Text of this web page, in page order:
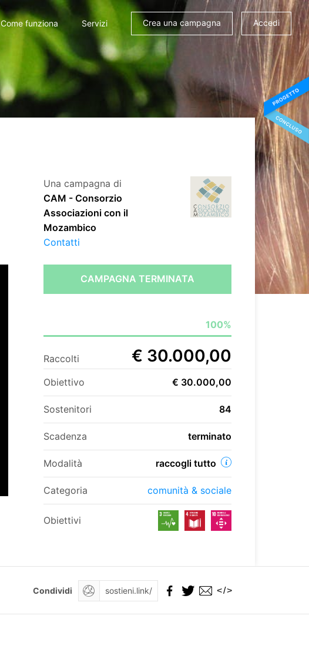
Come funziona Servizi Crea una campagna Accedi
Una campagna di
CAM - Consorzio
Associazioni con il
Mozambico
Contatti
CAMPAGNA TERMINATA
100%
Raccolti € 30.000,00
Obiettivo € 30.000,00
Sostenitori 84
Scadenza terminato
Modalità raccogli tutto
Categoria comunità & sociale
Obiettivi
Condividi </>